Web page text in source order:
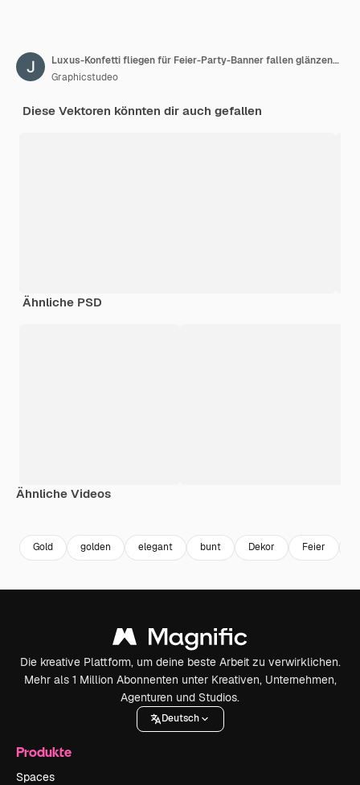
Luxus-Konfetti fliegen für Feier-Party-Banner fallen glänzende goldene Konfetti isoliert
Graphicstudeo
Diese Vektoren könnten dir auch gefallen
Ähnliche PSD
Ähnliche Videos
Gold golden elegant bunt Dekor Feier
Die kreative Plattform, um deine beste Arbeit zu verwirklichen.
Mehr als 1 Million Abonnenten unter Kreativen, Unternehmen,
Agenturen und Studios.
Deutsch
Produkte
Spaces